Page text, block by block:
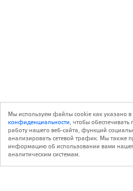
с 20 июля
Мы используем файлы cookie как указано в
конфиденциальности, чтобы
работу нашего веб-сайта, функций
анализировать сетевой трафик. Мы также
информацию об использовании вами
аналитическим системам.